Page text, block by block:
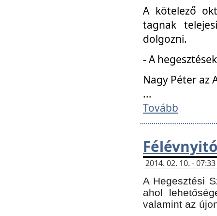
A kötelező
tagnak
dolgozni.
- A
Nagy Péter az
...
Tovább
2014. 02. 10. -
A Hegesztési
ahol
valamint az